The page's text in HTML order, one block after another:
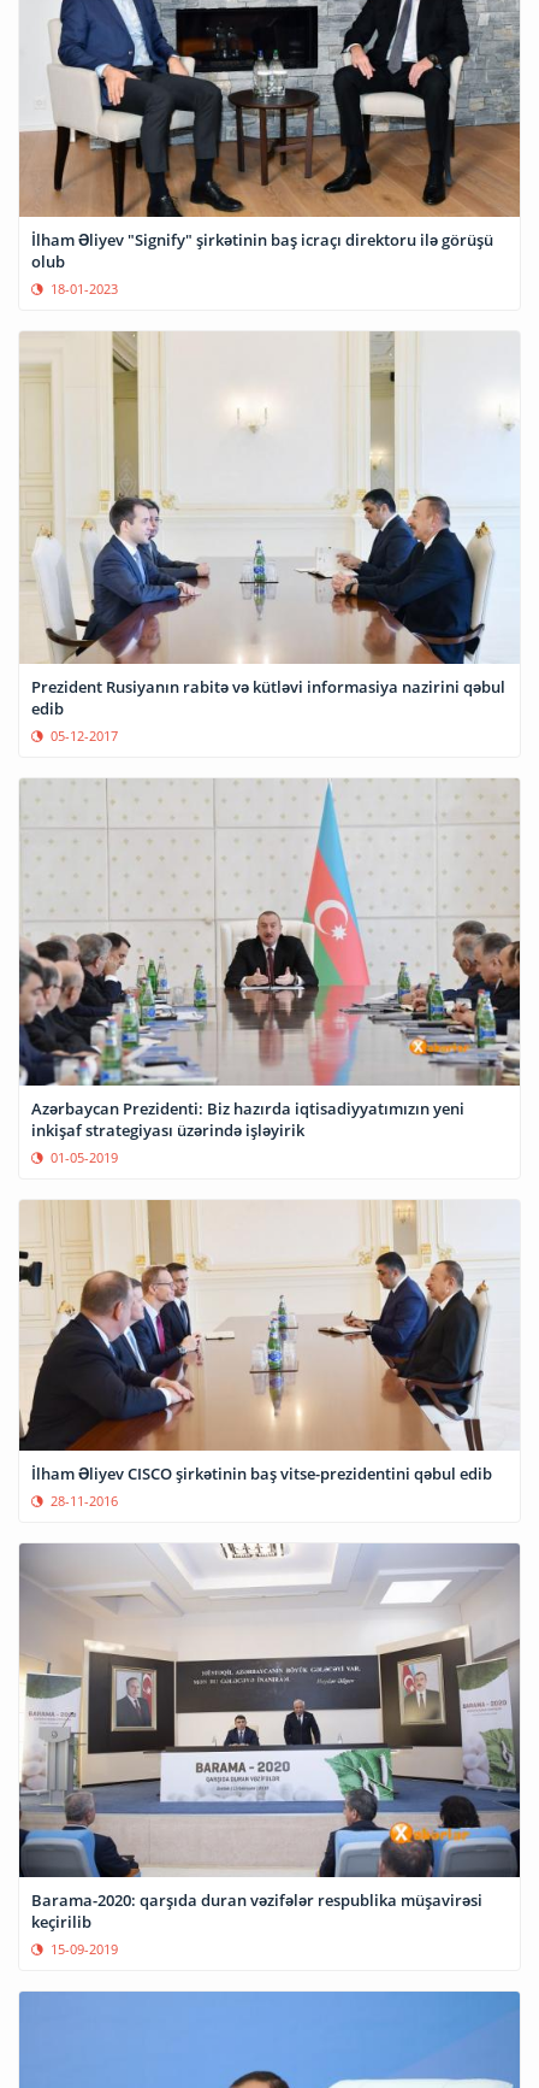
İlham Əliyev "Signify" şirkətinin baş icraçı direktoru ilə görüşü
olub
18-01-2023
Prezident Rusiyanın rabitə və kütləvi informasiya nazirini qəbul
edib
05-12-2017
Azərbaycan Prezidenti: Biz hazırda iqtisadiyyatımızın yeni
inkişaf strategiyası üzərində işləyirik
01-05-2019
İlham Əliyev CISCO şirkətinin baş vitse-prezidentini qəbul edib
28-11-2016
Barama-2020: qarşıda duran vəzifələr respublika müşavirəsi
keçirilib
15-09-2019